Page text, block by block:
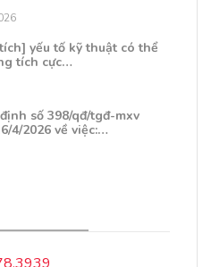
yếu tố kỹ thuật có thể
tích cực…
số 398/qđ/tgđ-mxv
4/2026 về việc:…